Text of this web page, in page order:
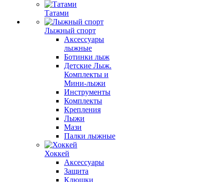
Татами
Лыжный спорт
Аксессуары
лыжные
Ботинки лыж
Детские Лыж.
Комплекты и
Мини-лыжи
Инструменты
Комплекты
Крепления
Лыжи
Мази
Палки лыжные
Хоккей
Аксессуары
Защита
Клюшки